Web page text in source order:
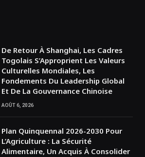
De Retour À Shanghai, Les Cadres
Togolais S’Approprient Les Valeurs
Culturelles Mondiales, Les
Fondements Du Leadership Global
Et De La Gouvernance Chinoise
AOÛT 6, 2026
Plan Quinquennal 2026-2030 Pour
L’Agriculture : La Sécurité
Alimentaire, Un Acquis À Consolider